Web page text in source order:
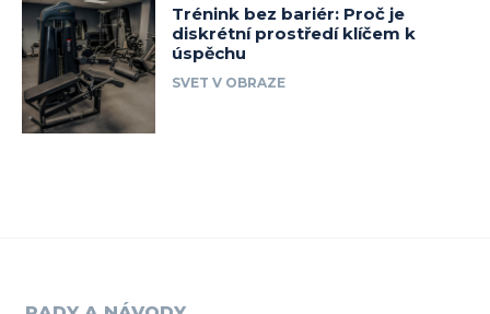
Trénink bez bariér: Proč je
diskrétní prostředí klíčem k
úspěchu
SVET V OBRAZE